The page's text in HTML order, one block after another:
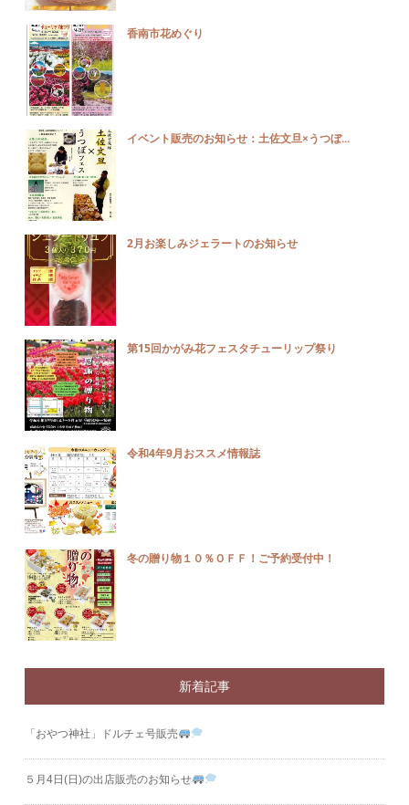
香南市花めぐり
イベント販売のお知らせ：土佐文旦×うつぼ...
2月お楽しみジェラートのお知らせ
第15回かがみ花フェスタチューリップ祭り
令和4年9月おススメ情報誌
冬の贈り物１０％ＯＦＦ！ご予約受付中！
新着記事
「おやつ神社」ドルチェ号販売
５月4日(日)の出店販売のお知らせ